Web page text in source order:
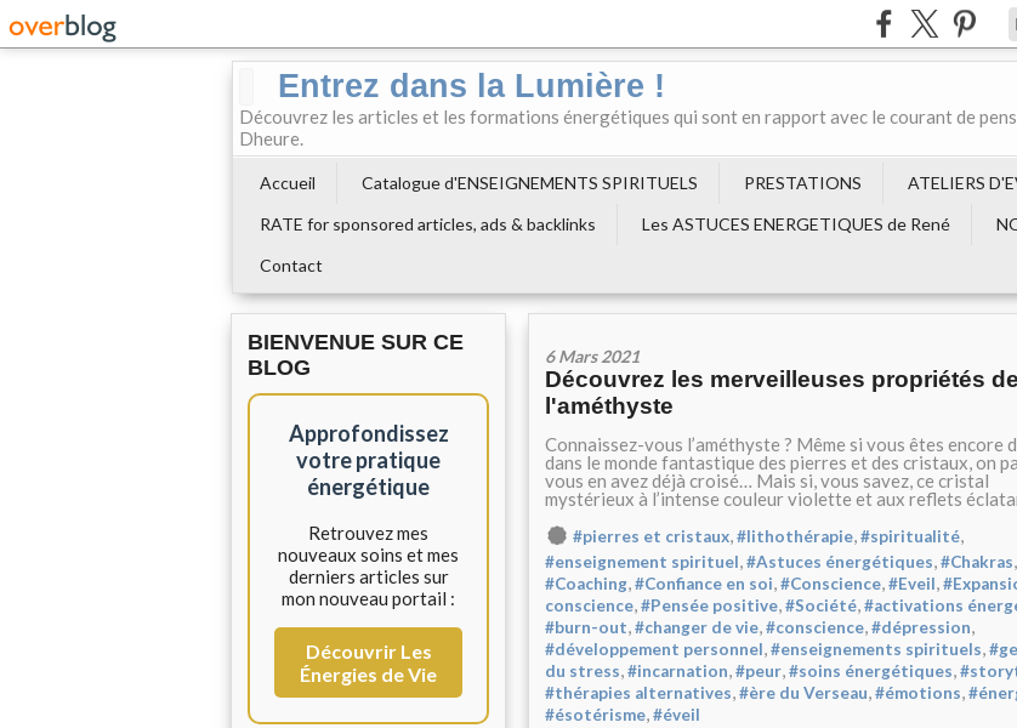
Entrez dans la Lumière !
Découvrez les articles et les formations énergétiques qui sont en rapport avec le courant de
Dheure.
Accueil Catalogue d'ENSEIGNEMENTS SPIRITUELS PRESTATIONS ATELIERS
RATE for sponsored articles, ads & backlinks
Les ASTUCES ENERGETIQUES de René
Contact
BIENVENUE SUR CE
BLOG
Approfondissez
votre pratique
énergétique
Retrouvez mes
nouveaux soins et mes
derniers articles sur
mon nouveau portail :
Découvrir Les
Énergies de Vie
6 Mars 2021
Découvrez les merveilleuses propriétés de
l'améthyste
Connaissez-vous l’améthyste ? Même si vous êtes encore
dans le monde fantastique des pierres et des cristaux, on
vous en avez déjà croisé… Mais si, vous savez, ce cristal
mystérieux à l’intense couleur violette et aux reflets
#pierres et cristaux,#lithothérapie,#spiritualité,
#enseignement spirituel,#Astuces énergétiques,#Chakras,
#Coaching,#Confiance en soi,#Conscience,#Eveil,
conscience,#Pensée positive,#Société,#activations
#burn-out,#changer de vie,#conscience,#dépression,
#développement personnel,#enseignements spirituels,
du stress,#incarnation,#peur,#soins énergétiques,
#thérapies alternatives,#ère du Verseau,#émotions,
#ésotérisme,#éveil